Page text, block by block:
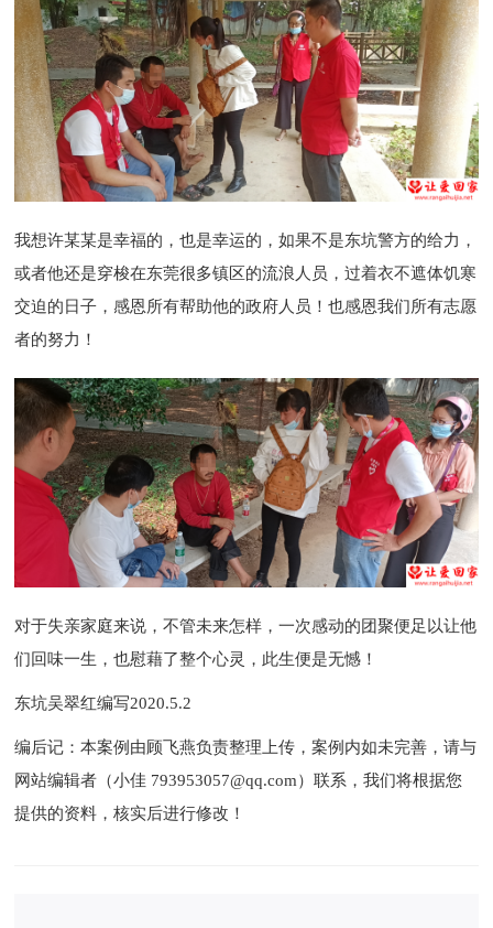
我想许某某是幸福的，也是幸运的，如果不是东坑警方的给力，
或者他还是穿梭在东莞很多镇区的流浪人员，过着衣不遮体饥寒
交迫的日子，感恩所有帮助他的政府人员！也感恩我们所有志愿
者的努力！
对于失亲家庭来说，不管未来怎样，一次感动的团聚便足以让他
们回味一生，也慰藉了整个心灵，此生便是无憾！
东坑吴翠红编写2020.5.2
编后记：本案例由顾飞燕负责整理上传，案例内如未完善，请与
网站编辑者（小佳 793953057@qq.com）联系，我们将根据您
提供的资料，核实后进行修改！